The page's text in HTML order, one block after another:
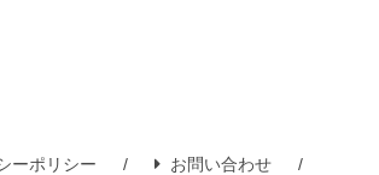
ーポリシー お問い合わせ